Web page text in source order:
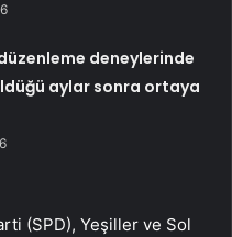
deneylerinde
aylar sonra ortaya
(SPD), Yeşiller ve Sol